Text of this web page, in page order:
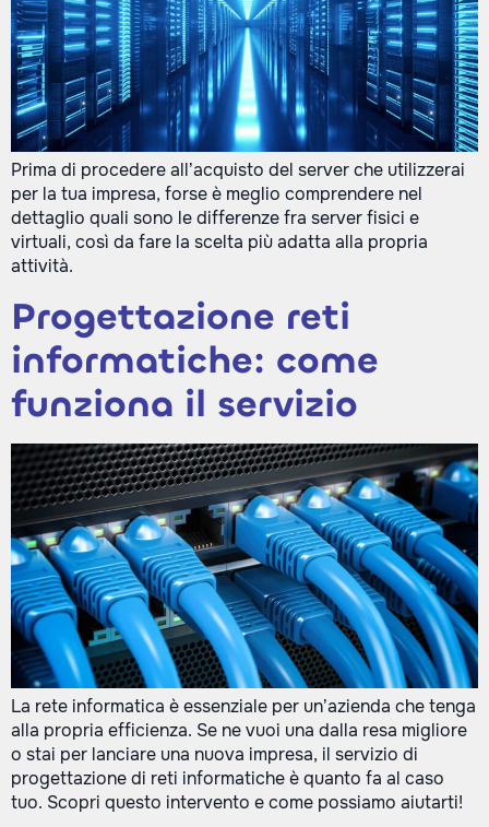
Prima di procedere all’acquisto del server che utilizzerai
per la tua impresa, forse è meglio comprendere nel
dettaglio quali sono le differenze fra server fisici e
virtuali, così da fare la scelta più adatta alla propria
attività.
Progettazione reti
informatiche: come
funziona il servizio
La rete informatica è essenziale per un’azienda che tenga
alla propria efficienza. Se ne vuoi una dalla resa migliore
o stai per lanciare una nuova impresa, il servizio di
progettazione di reti informatiche è quanto fa al caso
tuo. Scopri questo intervento e come possiamo aiutarti!